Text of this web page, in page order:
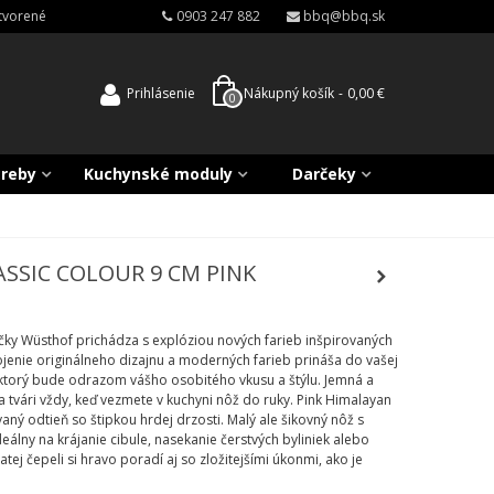
0903 247 882 bbq@bbq.sk
Prihlásenie 0 Nákupný košík - 0,00 €
Kuchynské moduly Darčeky
COLOUR 9 CM PINK
Wüsthof prichádza s explóziou nových farieb inšpirovaných
originálneho dizajnu a moderných farieb prináša do vašej
bude odrazom vášho osobitého vkusu a štýlu. Jemná a
vždy, keď vezmete v kuchyni nôž do ruky. Pink Himalayan
odtieň so štipkou hrdej drzosti. Malý ale šikovný nôž s
na krájanie cibule, nasekanie čerstvých byliniek alebo
čepeli si hravo poradí aj so zložitejšími úkonmi, ako je